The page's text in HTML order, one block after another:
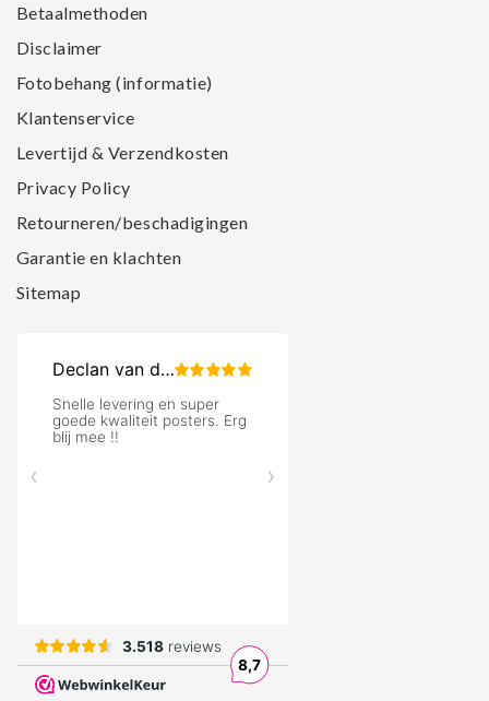
Betaalmethoden
Disclaimer
Fotobehang (informatie)
Klantenservice
Levertijd & Verzendkosten
Privacy Policy
Retourneren/beschadigingen
Garantie en klachten
Sitemap